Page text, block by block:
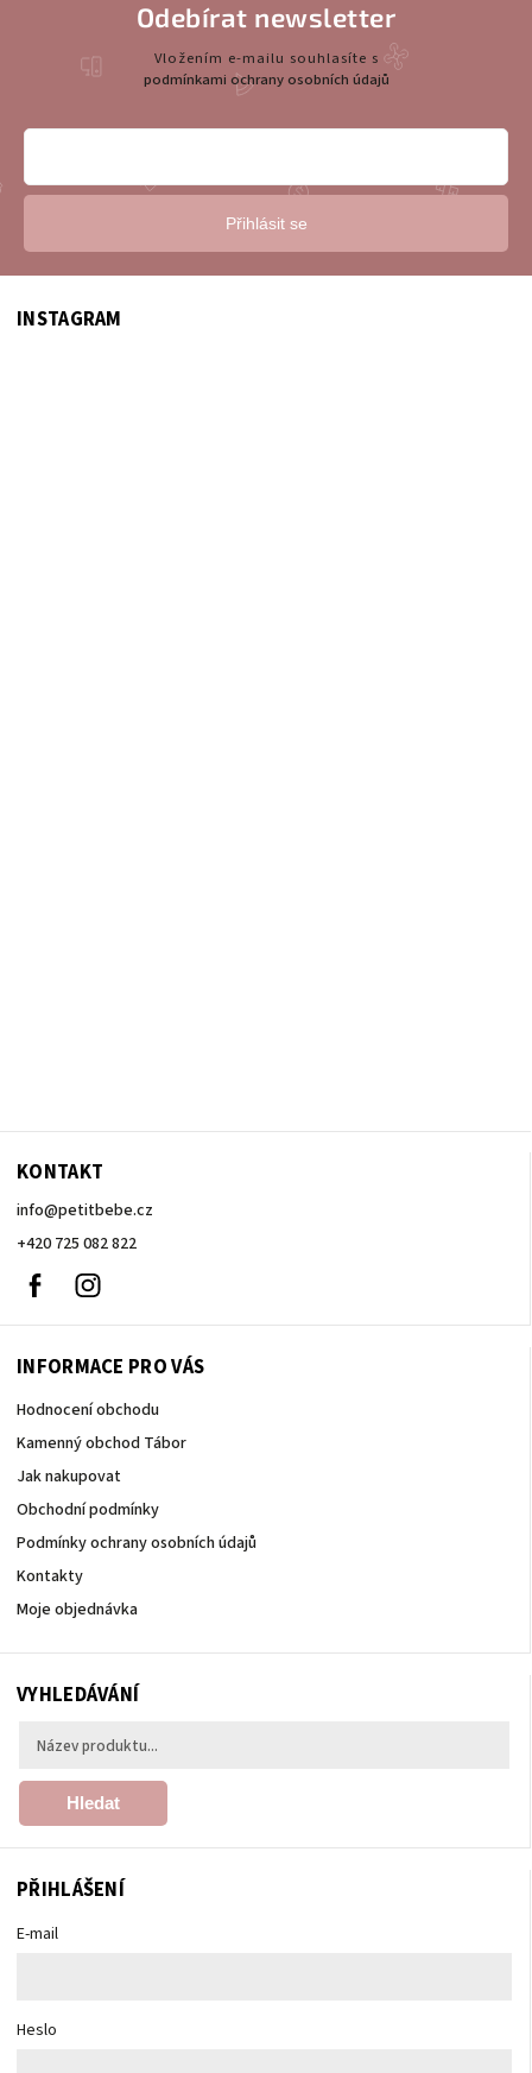
KONTAKT
info@petitbebe.cz
+420 725 082 822
Facebook
INFORMACE PRO VÁS
Hodnocení obchodu
Kamenný obchod Tábor
Jak nakupovat
Obchodní podmínky
Podmínky ochrany osobních údajů
Kontakty
Moje objednávka
VYHLEDÁVÁNÍ
Hledat
PŘIHLÁŠENÍ
E-mail
Heslo
INSTAGRAM
Odebírat newsletter
Vložením e-mailu souhlasíte s
podmínkami ochrany osobních údajů
Přihlásit se